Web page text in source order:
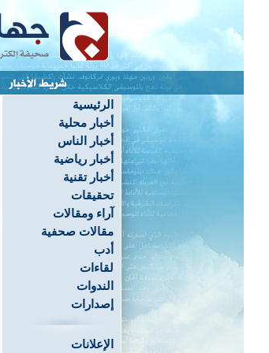
الرئيسية
أخبار محلية
أخبار الناس
أخبار رياضية
أخبار تقنية
تحقيقات
آراء ومقالات
مقالات صحفية
أدب
لقاءات
الندوات
إصدارات
الإعلانات